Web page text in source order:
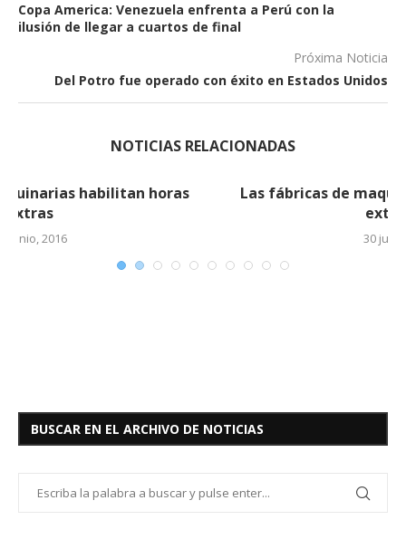
Copa America: Venezuela enfrenta a Perú con la
ilusión de llegar a cuartos de final
Próxima Noticia
Del Potro fue operado con éxito en Estados Unidos
NOTICIAS RELACIONADAS
Las fábricas de maquinarias habilitan horas
BUSCAR EN EL ARCHIVO DE NOTICIAS